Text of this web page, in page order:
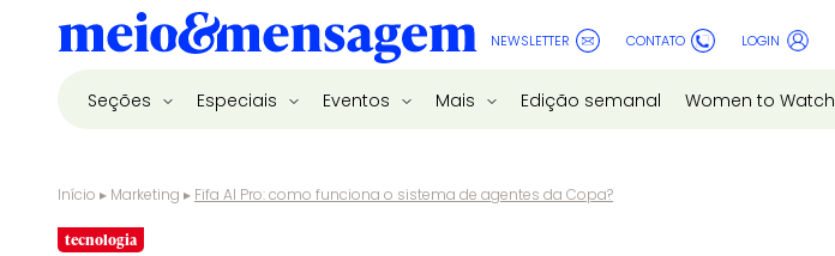
NEWSLETTER CONTATO LOGIN
Seções Especiais Eventos Mais Edição semanal Women to Watch
Início ▸ Marketing ▸ Fifa AI Pro: como funciona o sistema de agentes da Copa?
tecnologia